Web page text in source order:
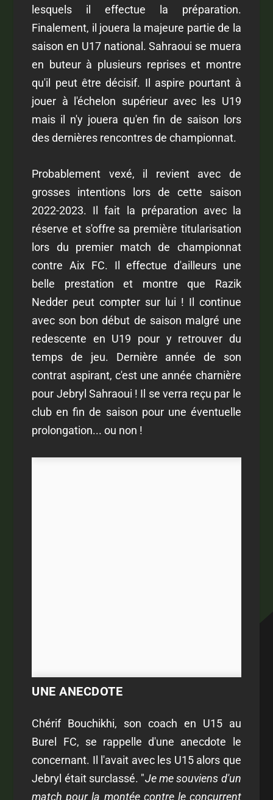
lesquels il effectue la préparation.
Finalement, il jouera la majeure partie de la
saison en U17 national. Sahraoui se muera
en buteur à plusieurs reprises et montre
qu'il peut être décisif. Il aspire pourtant à
jouer à l'échelon supérieur avec les U19
mais il n'y jouera qu'en fin de saison lors
des dernières rencontres de championnat.
Probablement vexé, il revient avec de
grosses intentions lors de cette saison
2022-2023. Il fait la préparation avec la
réserve et s'offre sa première titularisation
lors du premier match de championnat
contre Aix FC. Il effectue d'ailleurs une
belle prestation et montre que Razik
Nedder peut compter sur lui ! Il continue
avec son bon début de saison malgré une
redescente en U19 pour y retrouver du
temps de jeu. Dernière année de son
contrat aspirant, c'est une année charnière
pour Jebryl Sahraoui ! Il se verra reçu par le
club en fin de saison pour une éventuelle
prolongation... ou non !
UNE ANECDOTE
Chérif Bouchikhi, son coach en U15 au
Burel FC, se rappelle d'une anecdote le
concernant. Il l'avait avec les U15 alors que
Jebryl était surclassé. "Je me souviens d'un
match pour la montée contre le concurrent